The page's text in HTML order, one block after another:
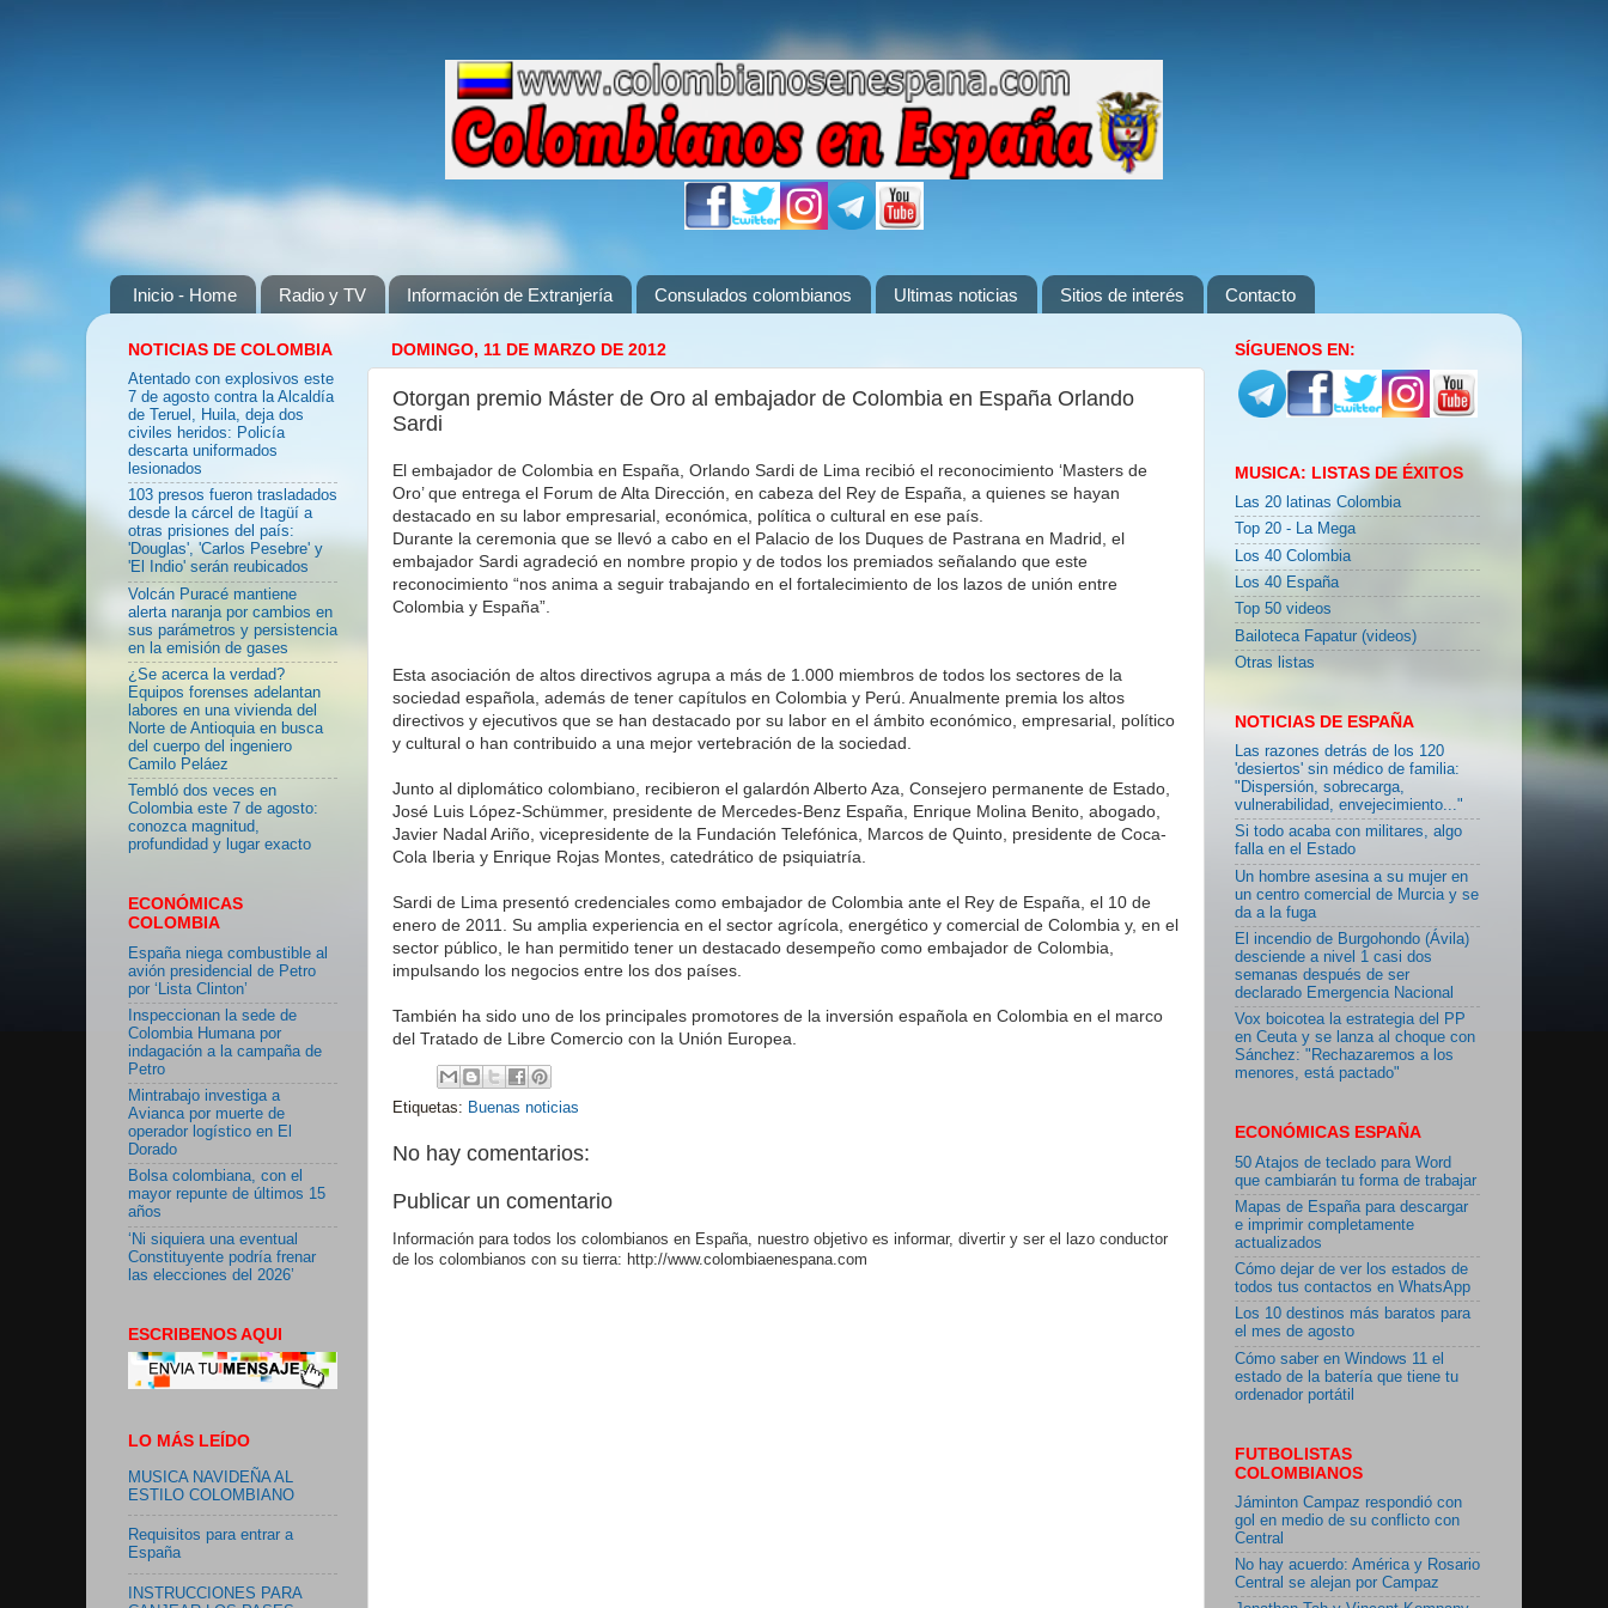
Inicio - Home Radio y TV Información de Extranjería Consulados colombianos Ultimas noticias Sitios de interés Contacto
DOMINGO, 11 DE MARZO DE 2012
Otorgan premio Máster de Oro al embajador de Colombia en España Orlando
Sardi
El embajador de Colombia en España, Orlando Sardi de Lima recibió el reconocimiento ‘Masters de
Oro’ que entrega el Forum de Alta Dirección, en cabeza del Rey de España, a quienes se hayan
destacado en su labor empresarial, económica, política o cultural en ese país.
Durante la ceremonia que se llevó a cabo en el Palacio de los Duques de Pastrana en Madrid, el
embajador Sardi agradeció en nombre propio y de todos los premiados señalando que este
reconocimiento “nos anima a seguir trabajando en el fortalecimiento de los lazos de unión entre
Colombia y España”.
Esta asociación de altos directivos agrupa a más de 1.000 miembros de todos los sectores de la
sociedad española, además de tener capítulos en Colombia y Perú. Anualmente premia los altos
directivos y ejecutivos que se han destacado por su labor en el ámbito económico, empresarial, político
y cultural o han contribuido a una mejor vertebración de la sociedad.
Junto al diplomático colombiano, recibieron el galardón Alberto Aza, Consejero permanente de Estado,
José Luis López-Schümmer, presidente de Mercedes-Benz España, Enrique Molina Benito, abogado,
Javier Nadal Ariño, vicepresidente de la Fundación Telefónica, Marcos de Quinto, presidente de Coca-
Cola Iberia y Enrique Rojas Montes, catedrático de psiquiatría.
Sardi de Lima presentó credenciales como embajador de Colombia ante el Rey de España, el 10 de
enero de 2011. Su amplia experiencia en el sector agrícola, energético y comercial de Colombia y, en el
sector público, le han permitido tener un destacado desempeño como embajador de Colombia,
impulsando los negocios entre los dos países.
También ha sido uno de los principales promotores de la inversión española en Colombia en el marco
del Tratado de Libre Comercio con la Unión Europea.
Etiquetas: Buenas noticias
No hay comentarios:
Publicar un comentario
Información para todos los colombianos en España, nuestro objetivo es informar, divertir y ser el lazo conductor
de los colombianos con su tierra: http://www.colombiaenespana.com
NOTICIAS DE COLOMBIA
Atentado con explosivos este
7 de agosto contra la Alcaldía
de Teruel, Huila, deja dos
civiles heridos: Policía
descarta uniformados
lesionados
103 presos fueron trasladados
desde la cárcel de Itagüí a
otras prisiones del país:
'Douglas', 'Carlos Pesebre' y
'El Indio' serán reubicados
Volcán Puracé mantiene
alerta naranja por cambios en
sus parámetros y persistencia
en la emisión de gases
¿Se acerca la verdad?
Equipos forenses adelantan
labores en una vivienda del
Norte de Antioquia en busca
del cuerpo del ingeniero
Camilo Peláez
Tembló dos veces en
Colombia este 7 de agosto:
conozca magnitud,
profundidad y lugar exacto
ECONÓMICAS
COLOMBIA
España niega combustible al
avión presidencial de Petro
por ‘Lista Clinton’
Inspeccionan la sede de
Colombia Humana por
indagación a la campaña de
Petro
Mintrabajo investiga a
Avianca por muerte de
operador logístico en El
Dorado
Bolsa colombiana, con el
mayor repunte de últimos 15
años
‘Ni siquiera una eventual
Constituyente podría frenar
las elecciones del 2026’
ESCRIBENOS AQUI
LO MÁS LEÍDO
MUSICA NAVIDEÑA AL
ESTILO COLOMBIANO
Requisitos para entrar a
España
INSTRUCCIONES PARA
SÍGUENOS EN:
MUSICA: LISTAS DE ÉXITOS
Las 20 latinas Colombia
Top 20 - La Mega
Los 40 Colombia
Los 40 España
Top 50 videos
Bailoteca Fapatur (videos)
Otras listas
NOTICIAS DE ESPAÑA
Las razones detrás de los 120
'desiertos' sin médico de familia:
"Dispersión, sobrecarga,
vulnerabilidad, envejecimiento..."
Si todo acaba con militares, algo
falla en el Estado
Un hombre asesina a su mujer en
un centro comercial de Murcia y se
da a la fuga
El incendio de Burgohondo (Ávila)
desciende a nivel 1 casi dos
semanas después de ser
declarado Emergencia Nacional
Vox boicotea la estrategia del PP
en Ceuta y se lanza al choque con
Sánchez: "Rechazaremos a los
menores, está pactado"
ECONÓMICAS ESPAÑA
50 Atajos de teclado para Word
que cambiarán tu forma de trabajar
Mapas de España para descargar
e imprimir completamente
actualizados
Cómo dejar de ver los estados de
todos tus contactos en WhatsApp
Los 10 destinos más baratos para
el mes de agosto
Cómo saber en Windows 11 el
estado de la batería que tiene tu
ordenador portátil
FUTBOLISTAS
COLOMBIANOS
Jáminton Campaz respondió con
gol en medio de su conflicto con
Central
No hay acuerdo: América y Rosario
Central se alejan por Campaz